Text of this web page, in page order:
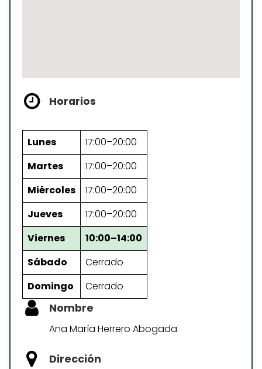
Horarios
Lunes
17:00–20:00
Martes
17:00–20:00
Miércoles
17:00–20:00
Jueves
17:00–20:00
Viernes
10:00–14:00
Sábado
Cerrado
Domingo
Cerrado
Nombre
Ana María Herrero Abogada
Dirección